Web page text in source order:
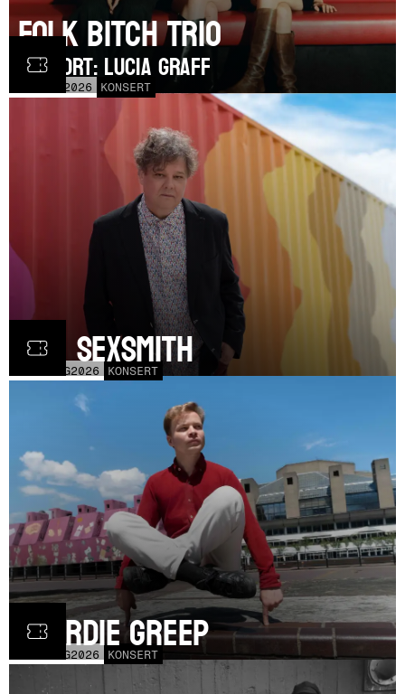
2026 KONSERT
Folk Bitch Trio
SUPPORT: Lucia Graff
AUG2026 KONSERT
Ron Sexsmith
AUG2026 KONSERT
Geordie Greep